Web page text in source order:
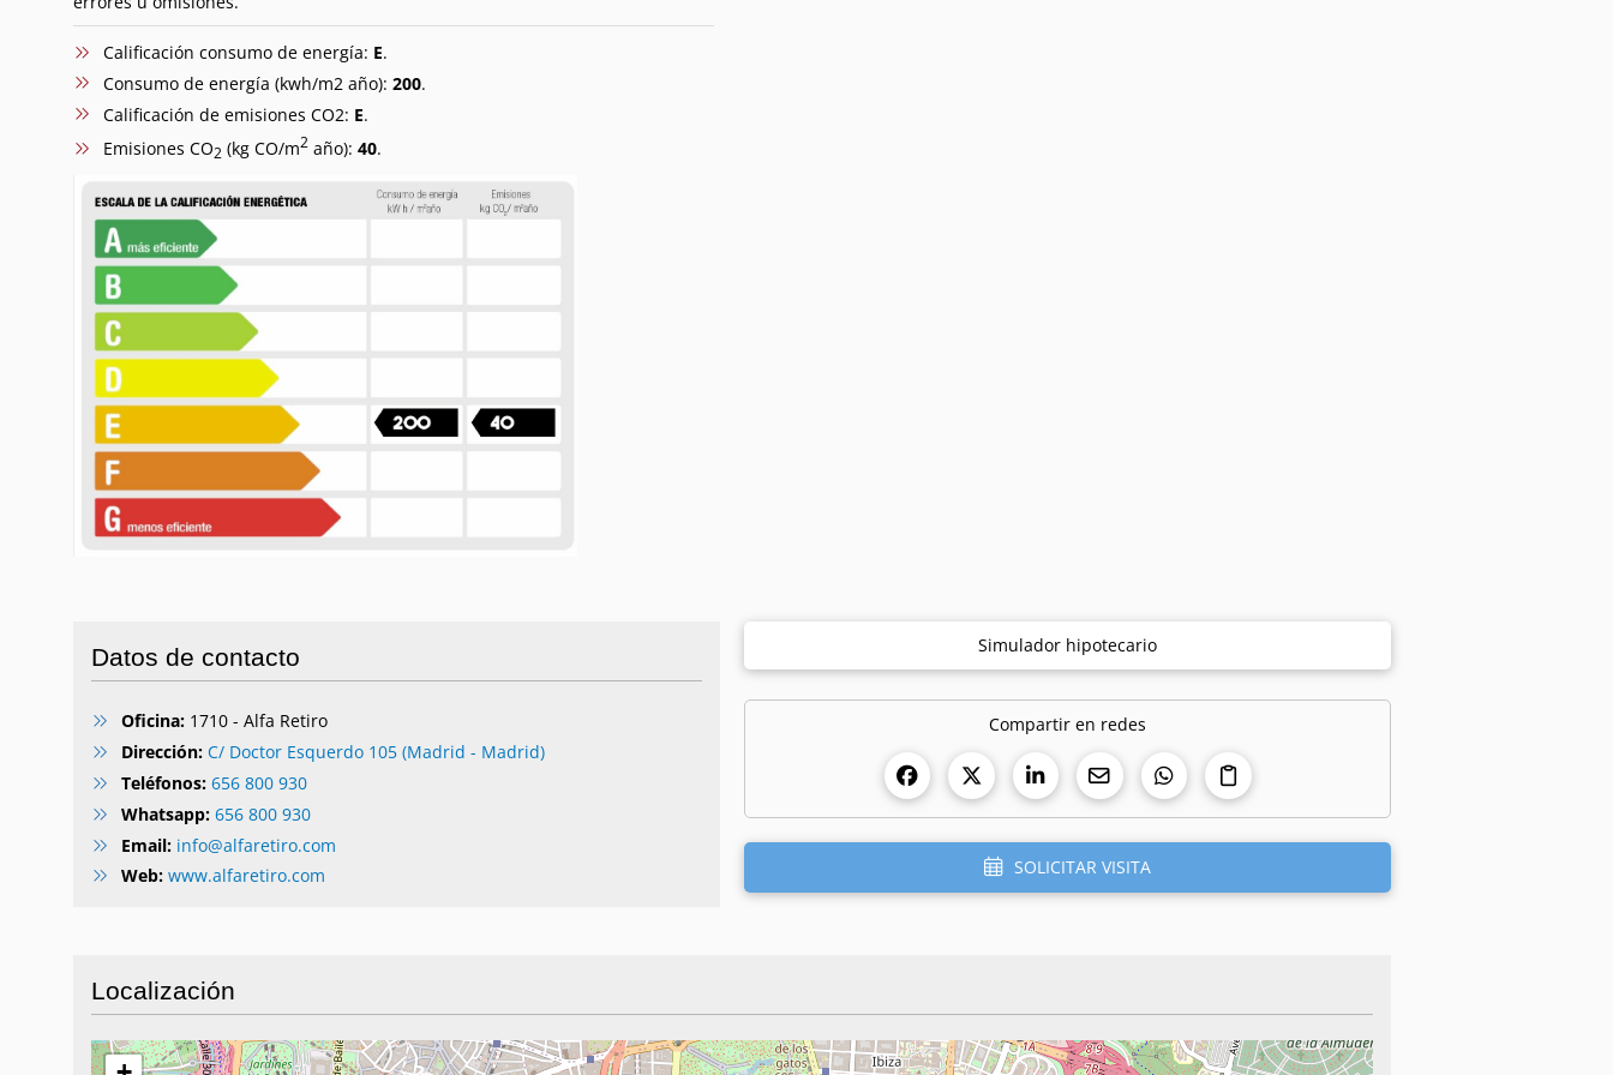
Calificación consumo de energía: E.
Consumo de energía (kwh/m2 año):200.
Calificación de emisiones CO2: E.
Emisiones CO2 (kg CO/m2 año):40.
Datos de contacto
Oficina: 1710 - Alfa Retiro
Dirección: C/ Doctor Esquerdo 105 (Madrid - Madrid)
Teléfonos: 656 800 930
Whatsapp: 656 800 930
Email: info@alfaretiro.com
Web: www.alfaretiro.com
Simulador hipotecario
Compartir en redes
SOLICITAR VISITA
Localización